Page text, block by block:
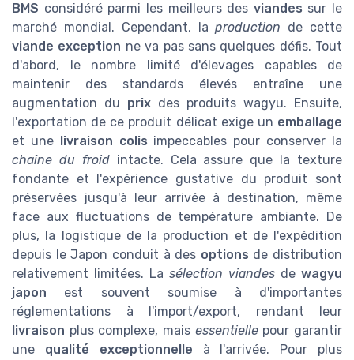
BMS considéré parmi les meilleurs des viandes sur le
marché mondial. Cependant, laproduction de cette
viande exception ne va pas sans quelques défis. Tout
d'abord, le nombre limité d'élevages capables de
maintenir des standards élevés entraîne une
augmentation du prix des produits wagyu. Ensuite,
l'exportation de ce produit délicat exige un emballage
et une
livraison colis impeccables pour conserver la
chaîne du froidintacte. Cela assure que la texture
fondante et l'expérience gustative du produit sont
préservées jusqu'à leur arrivée à destination, même
face aux fluctuations de température ambiante. De
plus, la logistique de la production et de l'expédition
depuis le Japon conduit à des options de distribution
relativement limitées. La sélection viandes de wagyu
japon est souvent soumise à d'importantes
réglementations à l'import/export, rendant leur
livraison plus complexe, mais essentiellepour garantir
une qualité exceptionnelle à l'arrivée. Pour plus